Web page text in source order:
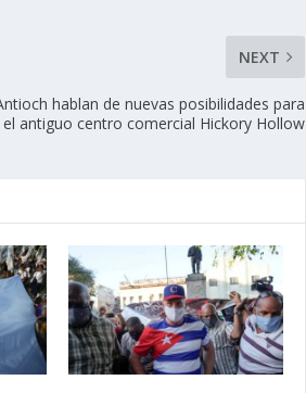
NEXT
hablan de nuevas posibilidades para
el antiguo centro comercial Hickory Hollow